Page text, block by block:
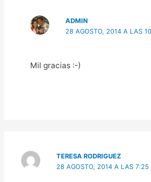
ADMIN
28 AGOSTO, 2014 A LAS
Mil gracias :-)
TERESA RODRIGUEZ
28 AGOSTO, 2014 A LAS 7:25